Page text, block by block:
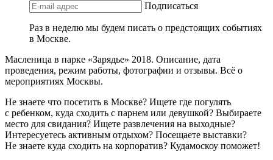
Подписаться
Раз в неделю мы будем писать о предстоящих событиях
в Москве.
Масленица в парке «Зарядье» 2018. Описание, дата
проведения, режим работы, фотографии и отзывы. Всё о
мероприятиях Москвы.
Не знаете что посетить в Москве? Ищете где погулять
с ребенком, куда сходить с парнем или девушкой? Выбираете
место для свидания? Ищете развлечения на выходные?
Интересуетесь активным отдыхом? Посещаете выставки?
Не знаете куда сходить на корпоратив? Кудамоскоу поможет!